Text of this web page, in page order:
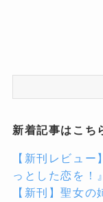
新着記事はこち
【新刊レビュ
っとした恋を！
【新刊】聖女